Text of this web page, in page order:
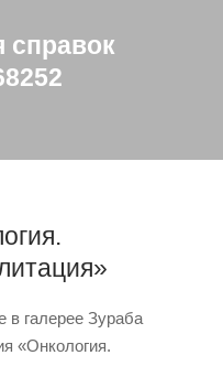
справок
в галерее Зураба
«Онкология.